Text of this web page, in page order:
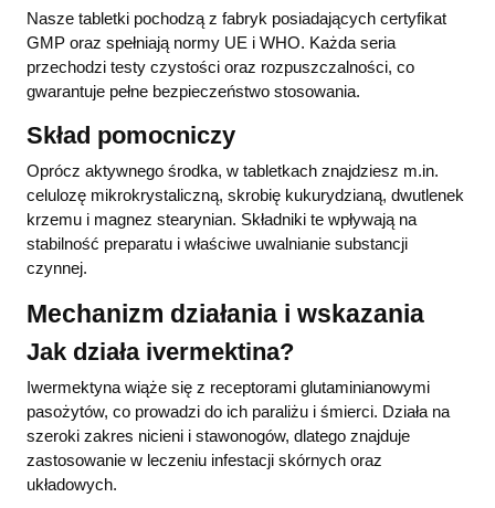
Nasze tabletki pochodzą z fabryk posiadających certyfikat
GMP oraz spełniają normy UE i WHO. Każda seria
przechodzi testy czystości oraz rozpuszczalności, co
gwarantuje pełne bezpieczeństwo stosowania.
Skład pomocniczy
Oprócz aktywnego środka, w tabletkach znajdziesz m.in.
celulozę mikrokrystaliczną, skrobię kukurydzianą, dwutlenek
krzemu i magnez stearynian. Składniki te wpływają na
stabilność preparatu i właściwe uwalnianie substancji
czynnej.
Mechanizm działania i wskazania
Jak działa ivermektina?
Iwermektyna wiąże się z receptorami glutaminianowymi
pasożytów, co prowadzi do ich paraliżu i śmierci. Działa na
szeroki zakres nicieni i stawonogów, dlatego znajduje
zastosowanie w leczeniu infestacji skórnych oraz
układowych.